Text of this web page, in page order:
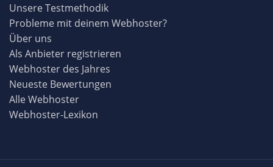
Unsere Testmethodik
Probleme mit deinem Webhoster?
Über uns
Als Anbieter registrieren
Webhoster des Jahres
Neueste Bewertungen
Alle Webhoster
Webhoster-Lexikon